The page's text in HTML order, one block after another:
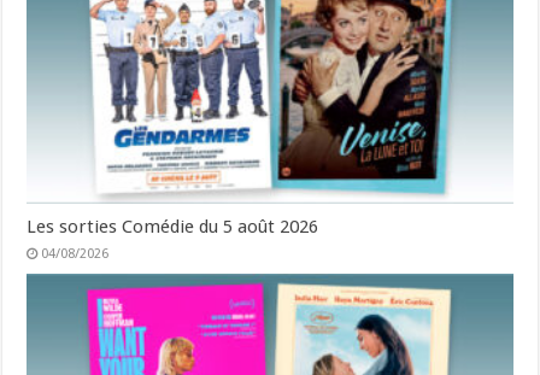
Les sorties Comédie du 5 août 2026
04/08/2026